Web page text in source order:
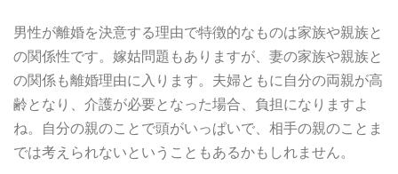
男性が離婚を決意する理由で特徴的なものは家族や親族と
の関係性です。嫁姑問題もありますが、妻の家族や親族と
の関係も離婚理由に入ります。夫婦ともに自分の両親が高
齢となり、介護が必要となった場合、負担になりますよ
ね。自分の親のことで頭がいっぱいで、相手の親のことま
では考えられないということもあるかもしれません。